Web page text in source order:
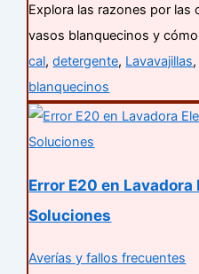
Explora las razones por las
vasos blanquecinos y
cal,detergente, Lavavajillas,
blanquecinos
Error E20 en
Soluciones
Averías y fallos frecuentes